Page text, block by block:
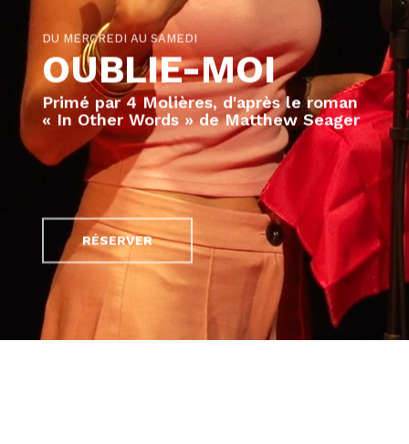
DU MERCREDI AU SAMEDI
OUBLIE-MOI
Primé par 4 Molières, d'après le roman
« In Other Words » de Matthew Seager
RÉSERVER